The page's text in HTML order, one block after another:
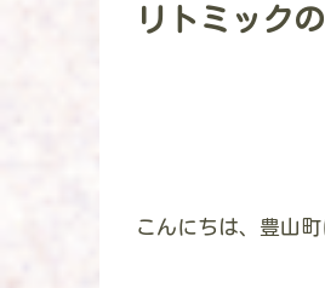
リトミック
こんにちは、豊山